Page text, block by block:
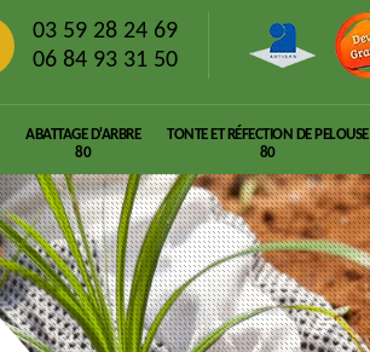
03 59 28 24 69
06 84 93 31 50
ABATTAGE D'ARBRE
80
TONTE ET RÉFECTION DE PELOUSE
80